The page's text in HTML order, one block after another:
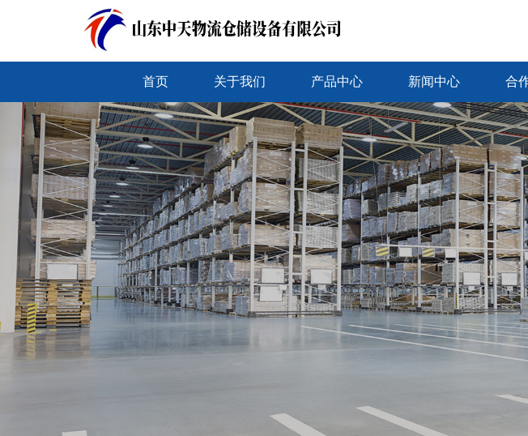
首页 关于我们 产品中心 新闻中心 合